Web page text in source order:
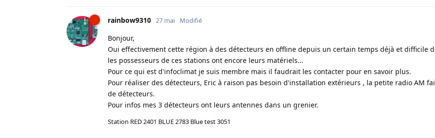
rainbow9310 27 mai Modifié
Bonjour,
Oui effectivement cette région à des détecteurs en offline depuis un certain temps déjà et difficile
les possesseurs de ces stations ont encore leurs matériels...
Pour ce qui est d'infoclimat je suis membre mais il faudrait les contacter pour en savoir plus.
Pour réaliser des détecteurs, Eric à raison pas besoin d'installation extérieurs , la petite radio AM
de détecteurs.
Pour infos mes 3 détecteurs ont leurs antennes dans un grenier.
Station RED 2401 BLUE 2783 Blue test 3051